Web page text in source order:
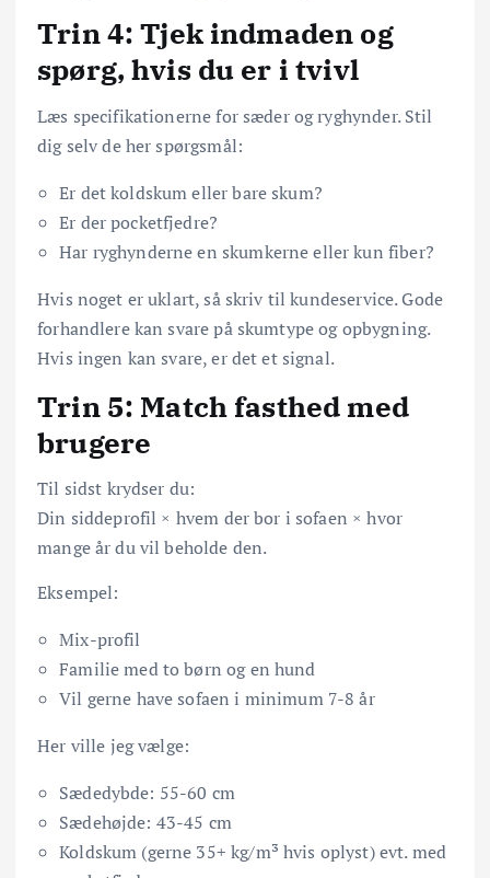
Trin 4: Tjek indmaden og
spørg, hvis du er i tvivl
Læs specifikationerne for sæder og ryghynder. Stil
dig selv de her spørgsmål:
Er det koldskum eller bare skum?
Er der pocketfjedre?
Har ryghynderne en skumkerne eller kun fiber?
Hvis noget er uklart, så skriv til kundeservice. Gode
forhandlere kan svare på skumtype og opbygning.
Hvis ingen kan svare, er det et signal.
Trin 5: Match fasthed med
brugere
Til sidst krydser du:
Din siddeprofil × hvem der bor i sofaen × hvor
mange år du vil beholde den.
Eksempel:
Mix-profil
Familie med to børn og en hund
Vil gerne have sofaen i minimum 7-8 år
Her ville jeg vælge:
Sædedybde: 55-60 cm
Sædehøjde: 43-45 cm
Koldskum (gerne 35+ kg/m³ hvis oplyst) evt. med